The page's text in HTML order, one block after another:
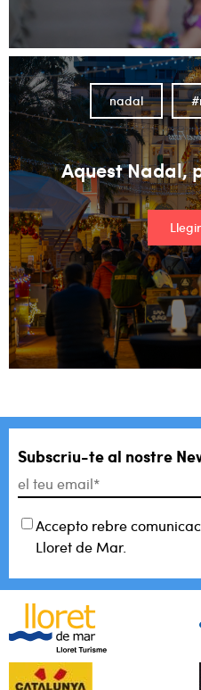
Aquest Nadal,
nadal
Subscriu-te al nostre
Accepto rebre
Lloret de Mar.